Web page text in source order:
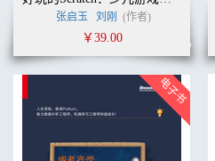
张启玉 刘刚 (作者)
￥39.00